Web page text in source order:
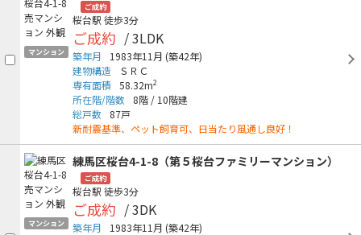
マンション
ご成約
桜台駅 徒歩3分
ご成約 / 3LDK
築年月 1983年11月 (築42年)
建物構造
ＳＲＣ
専有面積
58.32m2
所在階/階数 8階 / 10階建
総戸数
87戸
新耐震基準、ペット飼育可、日当たり風通し良好！
マンション
練馬区桜台4-1-8（第５桜台ファミリーマンション）
ご成約
桜台駅 徒歩3分
ご成約 / 3DK
築年月 1983年11月 (築42年)